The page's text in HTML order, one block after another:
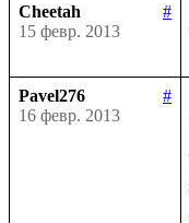
Cheetah
#
15 февр. 2013
Pavel276
#
16 февр. 2013